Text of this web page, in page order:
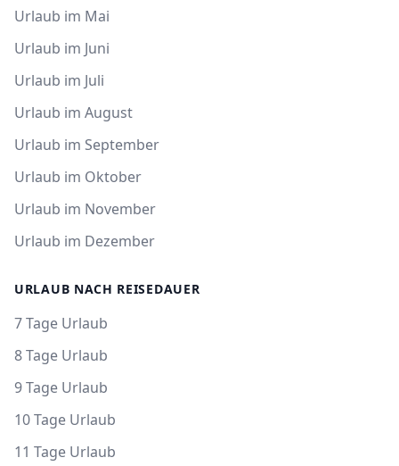
Urlaub im Mai
Urlaub im Juni
Urlaub im Juli
Urlaub im August
Urlaub im September
Urlaub im Oktober
Urlaub im November
Urlaub im Dezember
URLAUB NACH REISEDAUER
7 Tage Urlaub
8 Tage Urlaub
9 Tage Urlaub
10 Tage Urlaub
11 Tage Urlaub